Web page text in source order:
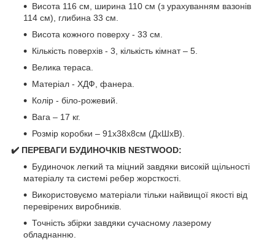
Висота 116 см, ширина 110 см (з урахуванням вазонів
114 см), глибина 33 см.
Висота кожного поверху - 33 см.
Кількість поверхів - 3, кількість кімнат – 5.
Велика тераса.
Матеріал - ХДФ, фанера.
Колір - біло-рожевий.
Вага – 17 кг.
Розмір коробки – 91х38х8см (ДхШхВ).
✔️ ПЕРЕВАГИ БУДИНОЧКІВ NESTWOOD:
Будиночок легкий та міцний завдяки високій щільності
матеріалу та системі ребер жорсткості.
Використовуємо матеріали тільки найвищої якості від
перевірених виробників.
Точність збірки завдяки сучасному лазерому
обладнанню.